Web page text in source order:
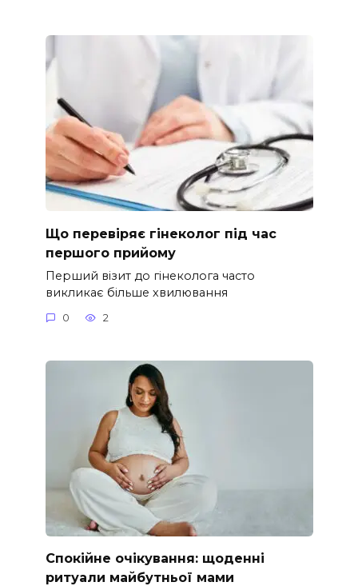
Що перевіряє гінеколог під час
першого прийому
Перший візит до гінеколога часто
викликає більше хвилювання
0 2
Спокійне очікування: щоденні
ритуали майбутньої мами